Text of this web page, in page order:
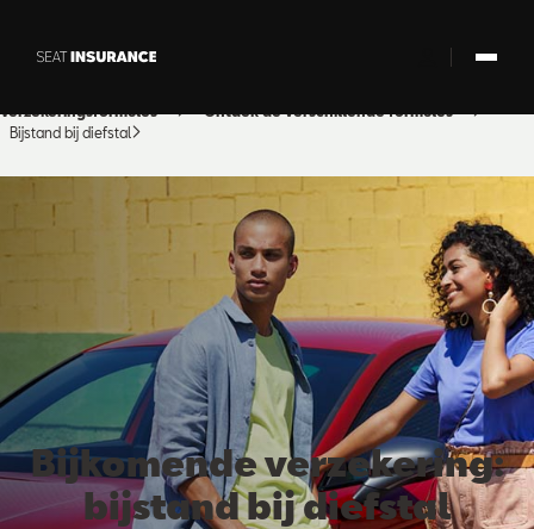
Verzekeringsformules
Ontdek de verschillende formules
Bijstand bij diefstal
Bijkomende verzekering:
bijstand bij diefstal